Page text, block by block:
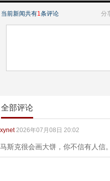
当前新闻共有1 条评论 分
全部评论
xynet 2026年07月08日 20:02
马斯克很会画大饼，你不信有人信